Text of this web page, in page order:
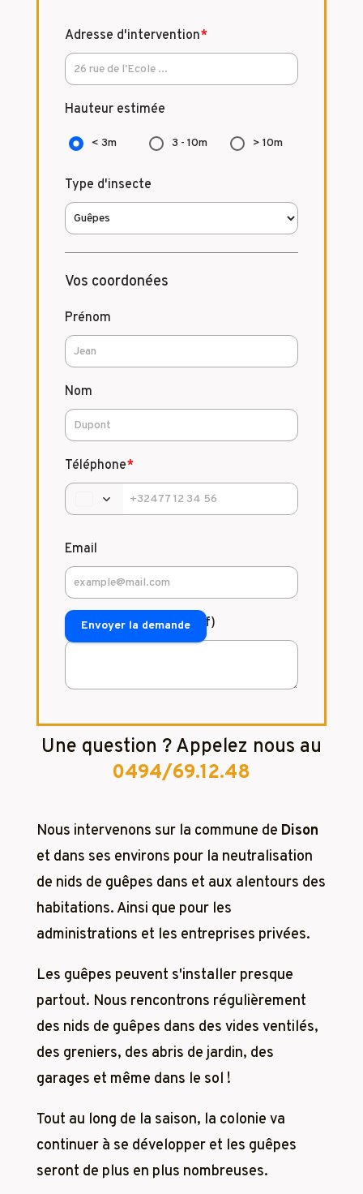
Adresse d'intervention*
Hauteur estimée
< 3m 3 - 10m > 10m
Type d'insecte
Vos coordonées
Prénom
Nom
Téléphone*
Email
Commentaire (facultatif)
Envoyer la demande
Une question ? Appelez nous au
0494/69.12.48
Nous intervenons sur la commune de Dison
et dans ses environs pour la neutralisation
de nids de guêpes dans et aux alentours des
habitations. Ainsi que pour les
administrations et les entreprises privées.
Les guêpes peuvent s'installer presque
partout. Nous rencontrons régulièrement
des nids de guêpes dans des vides ventilés,
des greniers, des abris de jardin, des
garages et même dans le sol !
Tout au long de la saison, la colonie va
continuer à se développer et les guêpes
seront de plus en plus nombreuses.